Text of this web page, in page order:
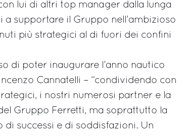
lui di altri top manager dalla lunga
supportare il Gruppo nell’ambizioso
più strategici al di fuori dei confini
di poter inaugurare l’anno nautico
Cannatelli – “condividendo con
i nostri numerosi partner e la
Gruppo Ferretti, ma soprattutto la
successi e di soddisfazioni. Un